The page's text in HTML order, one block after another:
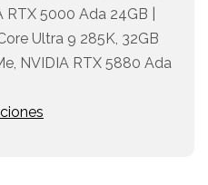
5000 Ada 24GB |
Ultra 9 285K, 32GB
NVIDIA RTX 5880 Ada